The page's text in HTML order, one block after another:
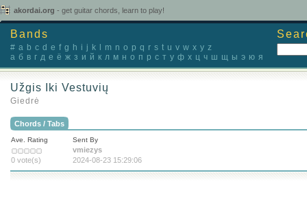
akordai.org - get guitar chords, learn to play!
Bands
# a b c d e f g h i j k m n o p q r s t u v w x y z
а б в г д е ё ж з и й к л м н о п р с т у ф х ц ч ш щ ы э ю я
Užgis Iki Vestuvių
Giedrė
Chords / Tabs
Ave. Rating
0 vote(s)
Sent By
vmiezys
2024-08-23 15:29:06